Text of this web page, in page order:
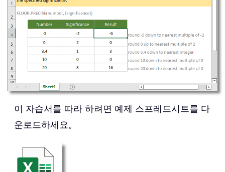
이 자습서를 따라 하려면 예제 스프레드시트를 다
운로드하세요。